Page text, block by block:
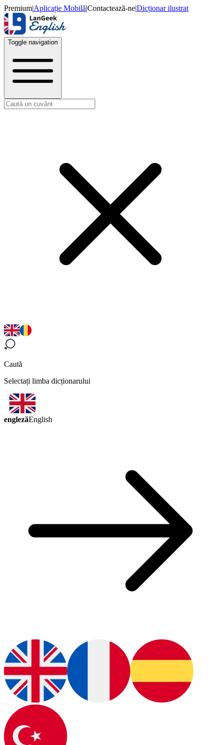
Premium|Aplicație Mobilă|Contactează-ne|Dicționar ilustrat
Toggle navigation
Caută
Selectați limba dicționarului
englezăEnglish